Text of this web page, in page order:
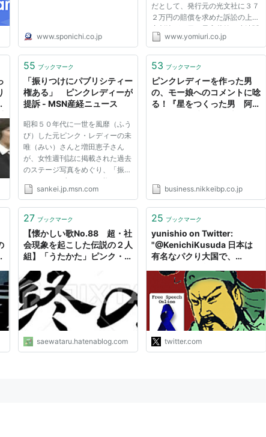
www.sponichi.co.jp
だとして、発行元の光文社に３７
２万円の賠償を求めた訴訟の上告
審判決が２日、最高裁第１小法廷
であった。 桜井龍子裁判長は
を引きつけて商品の販売を促進す
利...
www.yomiuri.co.jp
55 ブックマーク
「振りつけにパブリシティー
権ある」 ピンクレディーが
提訴 - MSN産経ニュース
昭和５０年代に一世を風靡（ふう
び）した元ピンク・レディーの未
唯（みい）さんと増田恵子さん
が、女性週刊誌に掲載された過去
のステージ写真をめぐり、「振り
つけにもパブリシティー権があ
る」として、出版元の光文社に計
訟を東京地裁に起こしていること
も...
sankei.jp.msn.com
53 ブックマーク
ピンクレディーを作った男
の、モー娘へのコメントに唸
る！『星をつくった男 阿久
business.nikkeibp.co.jp
27 ブックマーク
【懐かしい歌No.88 超・社
会現象を起こした伝説の２人
組】「うたかた」ピンク・レ
る 音楽・エンタメ日記
saewataru.hatenablog.com
25 ブックマーク
yunishio on Twitter:
"@KenichiKusuda 日本は
有名なパクり大国で、
う社名だったころ、よくマネ
シタ電器と揶揄されてました
し、サンリオもうさこちゃん
をパクってますね。フィンガ
ー5はジャクソン5、ピンク
レディーはABBA。80年代
まではそれが普通だったんで
twitter.com